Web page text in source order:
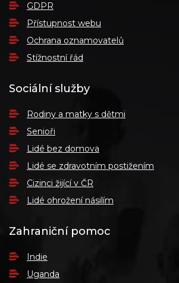
GDPR
Přístupnost webu
Ochrana oznamovatelů
Stížnostní řád
Sociální služby
Rodiny a matky s dětmi
Senioři
Lidé bez domova
Lidé se zdravotním postižením
Cizinci žijící v ČR
Lidé ohrožení násilím
Zahraniční pomoc
Indie
Uganda